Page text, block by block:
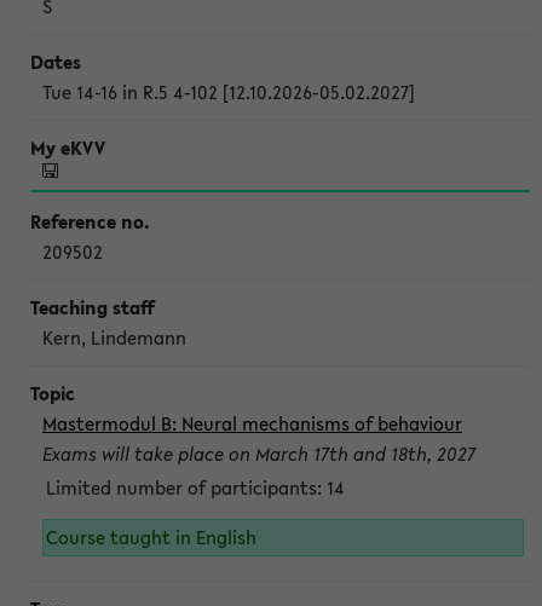
S
Tue 14-16 in R.5 4-102 [12.10.2026-05.02.2027]
209502
Kern, Lindemann
Mastermodul B: Neural mechanisms of behaviour
Exams will take place on March 17th and 18th, 2027
Limited number of participants: 14
Course taught in English